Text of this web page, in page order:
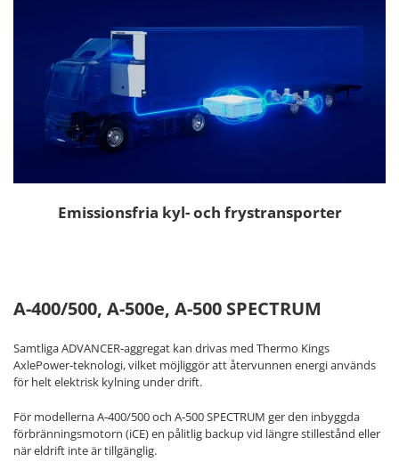
Emissionsfria kyl- och frystransporter
A-400/500, A-500e, A-500 SPECTRUM
Samtliga ADVANCER‑aggregat kan drivas med Thermo Kings
AxlePower‑teknologi, vilket möjliggör att återvunnen energi används
för helt elektrisk kylning under drift.
För modellerna A‑400/500 och A‑500 SPECTRUM ger den inbyggda
förbränningsmotorn (iCE) en pålitlig backup vid längre stillestånd eller
när eldrift inte är tillgänglig.